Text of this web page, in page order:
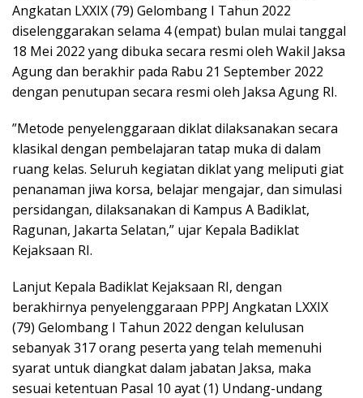
Angkatan LXXIX (79) Gelombang I Tahun 2022
diselenggarakan selama 4 (empat) bulan mulai tanggal
18 Mei 2022 yang dibuka secara resmi oleh Wakil Jaksa
Agung dan berakhir pada Rabu 21 September 2022
dengan penutupan secara resmi oleh Jaksa Agung RI.
”Metode penyelenggaraan diklat dilaksanakan secara
klasikal dengan pembelajaran tatap muka di dalam
ruang kelas. Seluruh kegiatan diklat yang meliputi giat
penanaman jiwa korsa, belajar mengajar, dan simulasi
persidangan, dilaksanakan di Kampus A Badiklat,
Ragunan, Jakarta Selatan,” ujar Kepala Badiklat
Kejaksaan RI.
Lanjut Kepala Badiklat Kejaksaan RI, dengan
berakhirnya penyelenggaraan PPPJ Angkatan LXXIX
(79) Gelombang I Tahun 2022 dengan kelulusan
sebanyak 317 orang peserta yang telah memenuhi
syarat untuk diangkat dalam jabatan Jaksa, maka
sesuai ketentuan Pasal 10 ayat (1) Undang-undang